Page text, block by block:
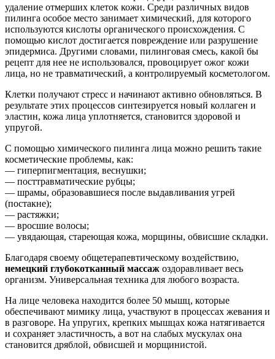
удаление отмерших клеток кожи. Среди различных видов
пилинга особое место занимает химический, для которого
используются кислоты органического происхождения. С
помощью кислот достигается повреждение или разрушение
эпидермиса. Другими словами, пилинговая смесь, какой бы
рецепт для нее не использовался, провоцирует ожог кожи
лица, но не травматический, а контролируемый косметологом.
Клетки получают стресс и начинают активно обновляться. В
результате этих процессов синтезируется новый коллаген и
эластин, кожа лица уплотняется, становится здоровой и
упругой.
С помощью химического пилинга лица можно решить такие
косметические проблемы, как:
— гиперпигментация, веснушки;
— посттравматические рубцы;
— шрамы, образовавшиеся после выдавливания угрей
(постакне);
— растяжки;
— вросшие волосы;
— увядающая, стареющая кожа, морщины, обвисшие складки.
Благодаря своему общетерапевтическому воздействию,
немецкий глубокотканный массаж оздоравливает весь
организм. Универсальная техника для любого возраста.
На лице человека находится более 50 мышц, которые
обеспечивают мимику лица, участвуют в процессах жевания и
в разговоре. На упругих, крепких мышцах кожа натягивается
и сохраняет эластичность, а вот на слабых мускулах она
становится дряблой, обвисшей и морщинистой.